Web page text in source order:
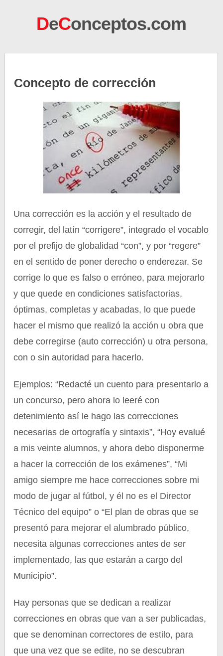
DeConceptos.com
Concepto de corrección
Una corrección es la acción y el resultado de
corregir, del latín “corrigere”, integrado el vocablo
por el prefijo de globalidad “con”, y por “regere”
en el sentido de poner derecho o enderezar. Se
corrige lo que es falso o erróneo, para mejorarlo
y que quede en condiciones satisfactorias,
óptimas, completas y acabadas, lo que puede
hacer el mismo que realizó la acción u obra que
debe corregirse (auto corrección) u otra persona,
con o sin autoridad para hacerlo.
Ejemplos: “Redacté un cuento para presentarlo a
un concurso, pero ahora lo leeré con
detenimiento así le hago las correcciones
necesarias de ortografía y sintaxis”, “Hoy evalué
a mis veinte alumnos, y ahora debo disponerme
a hacer la corrección de los exámenes”, “Mi
amigo siempre me hace correcciones sobre mi
modo de jugar al fútbol, y él no es el Director
Técnico del equipo” o “El plan de obras que se
presentó para mejorar el alumbrado público,
necesita algunas correcciones antes de ser
implementado, las que estarán a cargo del
Municipio”.
Hay personas que se dedican a realizar
correcciones en obras que van a ser publicadas,
que se denominan correctores de estilo, para
que una vez que se edite, no se descubran